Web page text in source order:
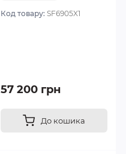
Код товару: SF6905X1
57 200 грн
До кошика